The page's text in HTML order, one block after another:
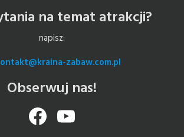
na temat atrakcji?
napisz:
zabaw.com.pl
Obserwuj nas!
FacebookYouTube